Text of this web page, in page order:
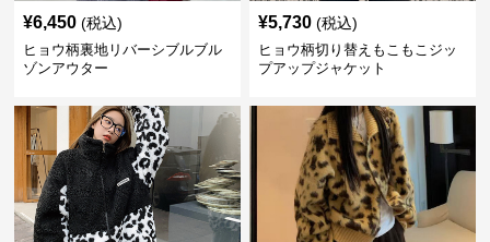
¥6,450 (税込)
ヒョウ柄裏地リバーシブルブル
ゾンアウター
¥5,730 (税込)
ヒョウ柄切り替えもこもこジッ
プアップジャケット